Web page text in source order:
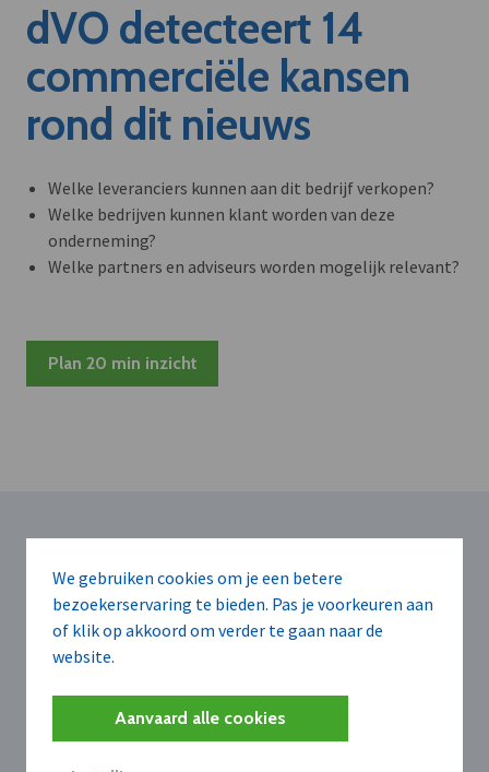
We gebruiken cookies om je een betere
bezoekerservaring te bieden. Pas je voorkeuren aan
of klik op akkoord om verder te gaan naar de
website.
Aanvaard alle cookies
dVO detecteert 14
commerciële kansen
rond dit nieuws
Welke leveranciers kunnen aan dit bedrijf verkopen?
Welke bedrijven kunnen klant worden van deze
onderneming?
Welke partners en adviseurs worden mogelijk relevant?
Plan 20 min inzicht
Voor u geselecteerd